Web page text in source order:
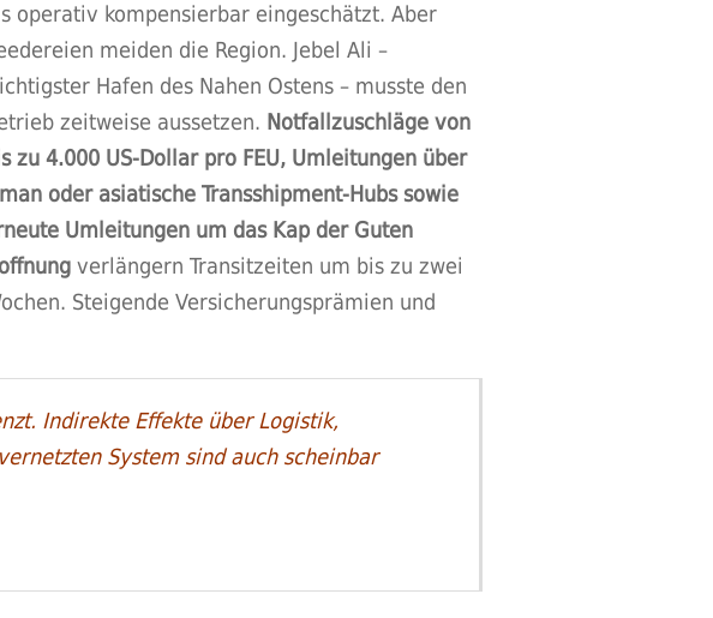
operativ kompensierbar eingeschätzt. Aber
meiden die Region. Jebel Ali –
Hafen des Nahen Ostens – musste den
zeitweise aussetzen. Notfallzuschläge von
zu 4.000 US-Dollar pro FEU, Umleitungen über
oder asiatische Transshipment-Hubs sowie
Umleitungen um das Kap der Guten
verlängern Transitzeiten um bis zu zwei
Steigende Versicherungsprämien und
Indirekte Effekte über Logistik,
System sind auch scheinbar